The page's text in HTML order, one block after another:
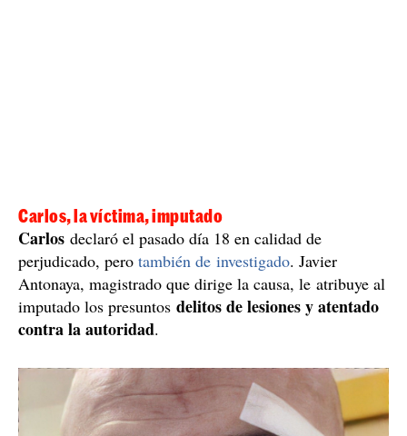
Carlos, la víctima, imputado
Carlos declaró el pasado día 18 en calidad de
perjudicado, pero también de investigado. Javier
Antonaya, magistrado que dirige la causa, le atribuye al
imputado los presuntos delitos de lesiones y atentado
contra la autoridad.